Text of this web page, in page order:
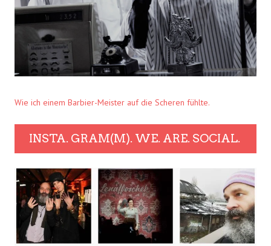
Wie ich einem Barbier-Meister auf die Scheren fühlte.
INSTA. GRAM(M). WE. ARE. SOCIAL.